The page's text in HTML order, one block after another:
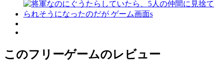
このフリーゲームのレビュー